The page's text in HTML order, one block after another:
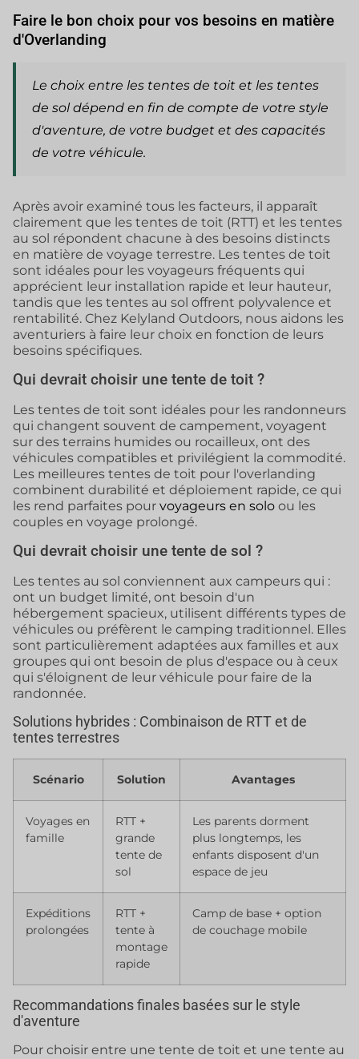
Faire le bon choix pour vos besoins en matière
d'Overlanding
Le choix entre les tentes de toit et les tentes
de sol dépend en fin de compte de votre style
d'aventure, de votre budget et des capacités
de votre véhicule.
Après avoir examiné tous les facteurs, il apparaît
clairement que les tentes de toit (RTT) et les tentes
au sol répondent chacune à des besoins distincts
en matière de voyage terrestre. Les tentes de toit
sont idéales pour les voyageurs fréquents qui
apprécient leur installation rapide et leur hauteur,
tandis que les tentes au sol offrent polyvalence et
rentabilité. Chez Kelyland Outdoors, nous aidons les
aventuriers à faire leur choix en fonction de leurs
besoins spécifiques.
Qui devrait choisir une tente de toit ?
Les tentes de toit sont idéales pour les randonneurs
qui changent souvent de campement, voyagent
sur des terrains humides ou rocailleux, ont des
véhicules compatibles et privilégient la commodité.
Les meilleures tentes de toit pour l'overlanding
combinent durabilité et déploiement rapide, ce qui
les rend parfaites pour voyageurs en solo ou les
couples en voyage prolongé.
Qui devrait choisir une tente de sol ?
Les tentes au sol conviennent aux campeurs qui :
ont un budget limité, ont besoin d'un
hébergement spacieux, utilisent différents types de
véhicules ou préfèrent le camping traditionnel. Elles
sont particulièrement adaptées aux familles et aux
groupes qui ont besoin de plus d'espace ou à ceux
qui s'éloignent de leur véhicule pour faire de la
randonnée.
Solutions hybrides : Combinaison de RTT et de
tentes terrestres
Scénario Solution Avantages
Voyages en
famille
RTT +
grande
tente de
sol
Les parents dorment
plus longtemps, les
enfants disposent d'un
espace de jeu
Expéditions
prolongées
RTT +
tente à
montage
rapide
Camp de base + option
de couchage mobile
Recommandations finales basées sur le style
d'aventure
Pour choisir entre une tente de toit et une tente au